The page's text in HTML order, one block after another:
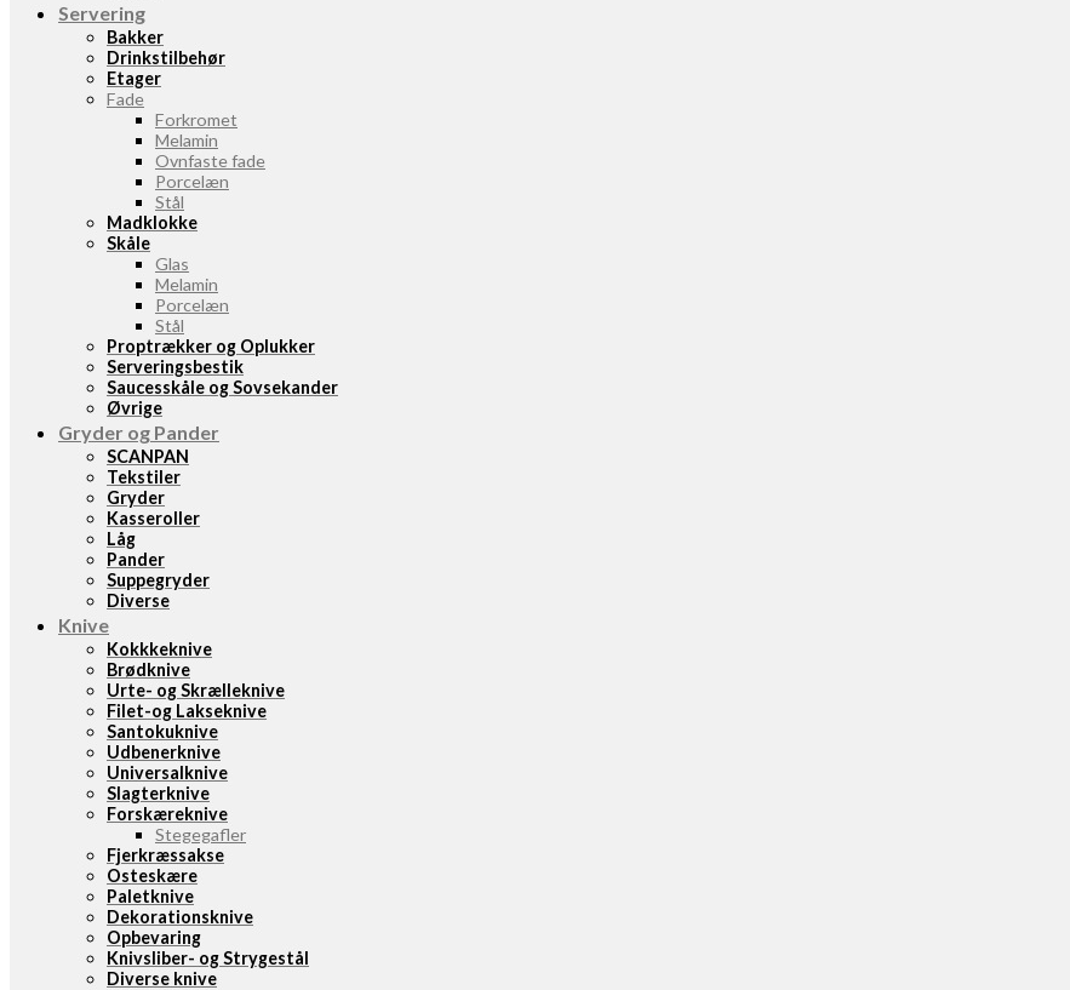
Servering
Bakker
Drinkstilbehør
Etager
Fade
Forkromet
Melamin
Ovnfaste fade
Porcelæn
Stål
Madklokke
Skåle
Glas
Melamin
Porcelæn
Stål
Proptrækker og Oplukker
Serveringsbestik
Saucesskåle og Sovsekander
Øvrige
Gryder og Pander
SCANPAN
Tekstiler
Gryder
Kasseroller
Låg
Pander
Suppegryder
Diverse
Knive
Kokkkeknive
Brødknive
Urte- og Skrælleknive
Filet-og Lakseknive
Santokuknive
Udbenerknive
Universalknive
Slagterknive
Forskæreknive
Stegegafler
Fjerkræssakse
Osteskære
Paletknive
Dekorationsknive
Opbevaring
Knivsliber- og Strygestål
Diverse knive